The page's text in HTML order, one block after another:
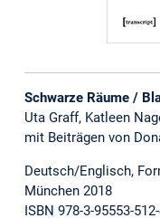
Schwarze Räume /
Uta Graff, Katleen
mit Beiträgen von
Deutsch/Englisch,
München 2018
ISBN 978-3-95553-